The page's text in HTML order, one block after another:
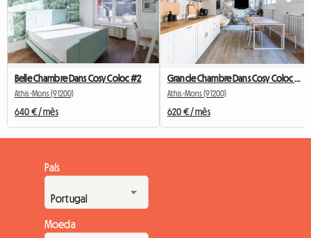
Belle Chambre Dans Cosy Coloc #2
Athis-Mons (91200)
640 € / mês
Athis-Mons (91200)
620 € / mês
País
Moeda